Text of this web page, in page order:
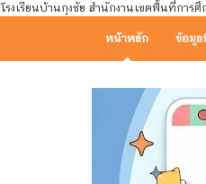
โรงเรียนบ้านกุงชัย สำนักงานเขตพื้นที่กา
หน้าหลัก ข้อมูล